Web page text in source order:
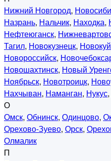
Нижний Новгород,
Назрань, Нальчик, Находка,
Нефтеюганск,
Тагил, Новокузнецк,
Новороссийск,
Новошахтинск, Новый
Ноябрьск, Новотроицк,
Нахчыван, Наманган, Нукус,
О
Омск, Обнинск, Одинцово,
Орехово-Зуево, Орск,
Олмалик
П